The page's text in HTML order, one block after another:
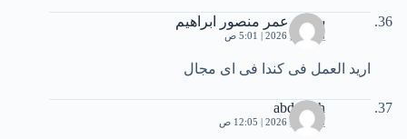
سمير عمر منصور ابراهيم
يوليو 13, 2026 | 5:01 ص
اريد العمل فى كندا فى اى مجال
abdelilah
يوليو 14, 2026 | 12:05 ص